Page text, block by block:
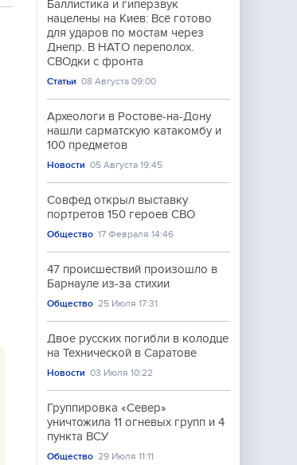
Баллистика и гиперзвук
нацелены на Киев: Всё готово
для ударов по мостам через
Днепр. В НАТО переполох.
СВОдки с фронта
Статьи 08 Августа 09:00
Археологи в Ростове-на-Дону
нашли сарматскую катакомбу и
100 предметов
Новости 05 Августа 19:45
Совфед открыл выставку
портретов 150 героев СВО
Общество 17 Февраля 14:46
47 происшествий произошло в
Барнауле из-за стихии
Общество 25 Июля 17:31
Двое русских погибли в колодце
на Технической в Саратове
Новости 03 Июля 10:22
Группировка «Север»
уничтожила 11 огневых групп и 4
пункта ВСУ
Общество 29 Июля 11:11